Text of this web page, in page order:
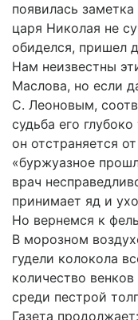
появилась
царя Николая не
обиделся, пришел
Нам неизвестны
Маслова, но если
С. Леоновым,
судьба его
он отстраняется
«буржуазное
врач
принимает яд и
Но вернемся к
В морозном
гудели колокола
количество
среди пестрой
Газета